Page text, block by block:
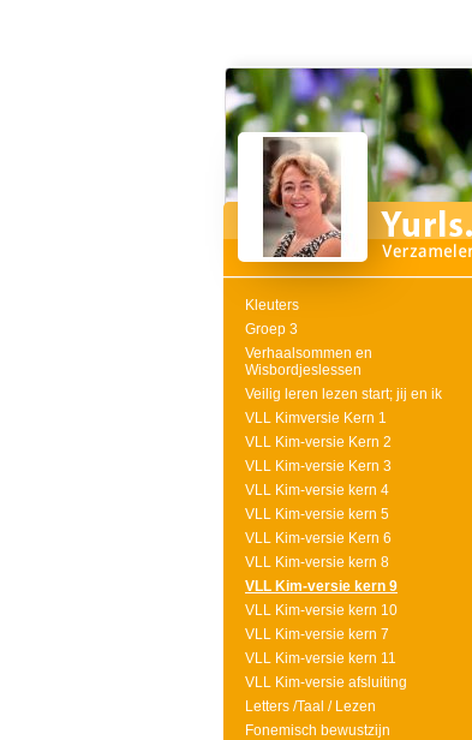
Kleuters
Groep 3
Verhaalsommen en
Wisbordjeslessen
Veilig leren lezen start; jij en ik
VLL Kimversie Kern 1
VLL Kim-versie Kern 2
VLL Kim-versie Kern 3
VLL Kim-versie kern 4
VLL Kim-versie kern 5
VLL Kim-versie Kern 6
VLL Kim-versie kern 8
VLL Kim-versie kern 9
VLL Kim-versie kern 10
VLL Kim-versie kern 7
VLL Kim-versie kern 11
VLL Kim-versie afsluiting
Letters /Taal / Lezen
Fonemisch bewustzijn